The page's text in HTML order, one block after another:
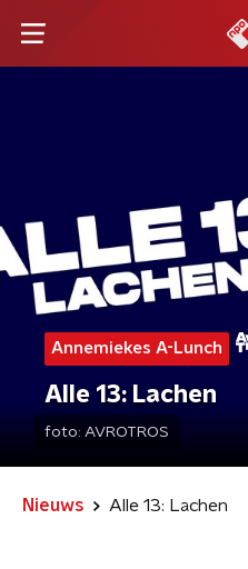
Annemiekes A-Lunch
Alle 13: Lachen
foto: AVROTROS
Nieuws Alle 13: Lachen